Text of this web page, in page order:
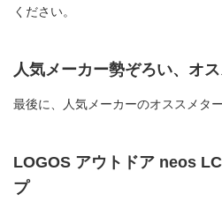
ください。
人気メーカー勢ぞろい、オ
最後に、人気メーカーのオススメタ
LOGOS アウトドア neos
プ